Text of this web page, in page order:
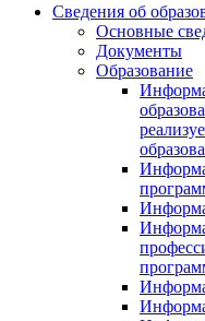
Сведения об
Основные
Документы
Образование